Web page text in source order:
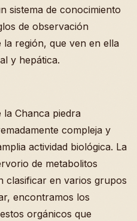
sistema de conocimiento
de observación
región, que ven en ella
y hepática.
la Chanca piedra
compleja y
actividad biológica. La
de metabolitos
clasificar en varios grupos
encontramos los
orgánicos que